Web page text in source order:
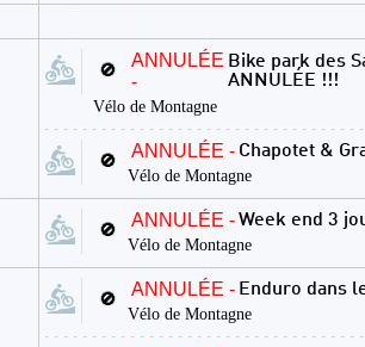
🚫
ANNULÉE
-
Bike park des
ANNULÉE !!!
Vélo de Montagne
🚫 ANNULÉE - Chapotet &
Vélo de Montagne
🚫 ANNULÉE -Week end 3
Vélo de Montagne
🚫 ANNULÉE - Enduro dans
Vélo de Montagne